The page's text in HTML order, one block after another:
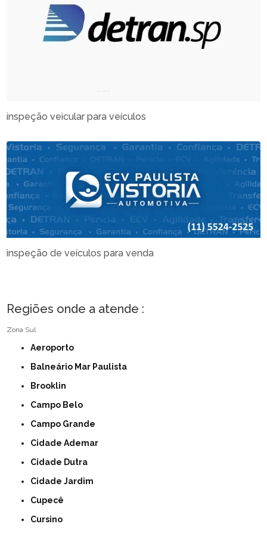
inspeção veicular para veículos
inspeção de veículos para venda
Regiões onde a atende :
Zona Sul
Aeroporto
Balneário Mar Paulista
Brooklin
Campo Belo
Campo Grande
Cidade Ademar
Cidade Dutra
Cidade Jardim
Cupecê
Cursino